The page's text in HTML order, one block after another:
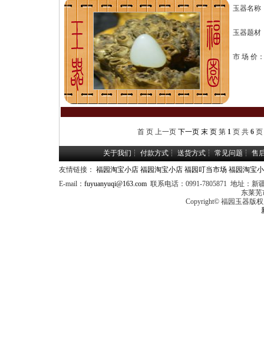
玉器名称
玉器题材
市 场 价：
首 页 上一页 下一页 末 页第 1页 共 6页
关于我们 ┆ 付款方式 ┆ 送货方式 ┆ 常见问题 ┆
售
友情链接： 福园淘宝小店 福园淘宝小店 福园叮当市场 福园淘宝
E-mail： fuyuanyuqi@163.com 联系电话：0991-7805871 地址：
东莱
Copyright© 福园玉器版